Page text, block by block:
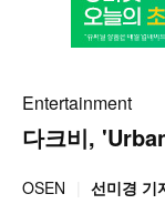
Entertainment
다크비,
OSEN 선미경 기